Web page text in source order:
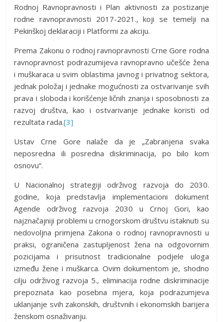
Rodnoj Ravnopravnosti i Plan aktivnosti za postizanje
rodne ravnopravnosti 2017-2021., koji se temelji na
Pekinškoj deklaraciji i Platformi za akciju.
Prema Zakonu o rodnoj ravnopravnosti Crne Gore rodna
ravnopravnost podrazumijeva ravnopravno učešće žena
i muškaraca u svim oblastima javnog i privatnog sektora,
jednak položaj i jednake mogućnosti za ostvarivanje svih
prava i sloboda i korišćenje ličnih znanja i sposobnosti za
razvoj društva, kao i ostvarivanje jednake koristi od
rezultata rada.[3]
Ustav Crne Gore nalaže da je „Zabranjena svaka
neposredna ili posredna diskriminacija, po bilo kom
osnovu“.
U Nacionalnoj strategiji održivog razvoja do 2030.
godine, koja predstavlja implementacioni dokument
Agende održivog razvoja 2030 u Crnoj Gori, kao
najznačajniji problemi u crnogorskom društvu istaknuti su
nedovoljna primjena Zakona o rodnoj ravnopravnosti u
praksi, ograničena zastupljenost žena na odgovornim
pozicijama i prisutnost tradicionalne podjele uloga
između žene i muškarca. Ovim dokumentom je, shodno
cilju održivog razvoja 5., eliminacija rodne diskriminacije
prepoznata kao posebna mjera, koja podrazumjeva
uklanjanje svih zakonskih, društvnih i ekonomskih barijera
ženskom osnaživanju.